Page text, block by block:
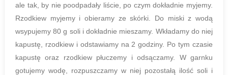
ale tak, by nie poodpadały liście, po czym dokładnie myjemy.
Rzodkiew myjemy i obieramy ze skórki. Do miski z wodą
wsypujemy 80 g soli i dokładnie mieszamy. Wkładamy do niej
kapustę, rzodkiew i odstawiamy na 2 godziny. Po tym czasie
kapustę oraz rzodkiew płuczemy i odsączamy. W garnku
gotujemy wodę, rozpuszczamy w niej pozostałą ilość soli i